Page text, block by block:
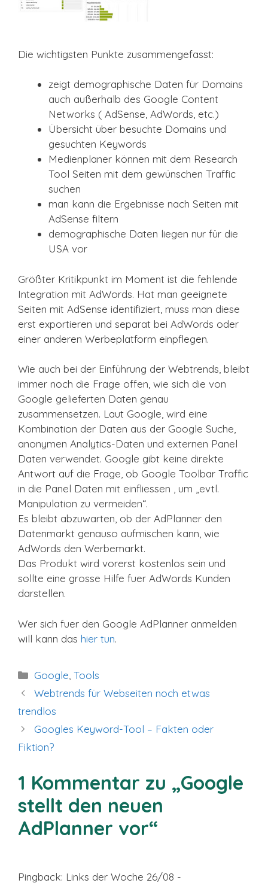
Die wichtigsten Punkte zusammengefasst:
zeigt demographische Daten für Domains
auch außerhalb des Google Content
Networks ( AdSense, AdWords, etc.)
Übersicht über besuchte Domains und
gesuchten Keywords
Medienplaner können mit dem Research
Tool Seiten mit dem gewünschen Traffic
suchen
man kann die Ergebnisse nach Seiten mit
AdSense filtern
demographische Daten liegen nur für die
USA vor
Größter Kritikpunkt im Moment ist die fehlende
Integration mit AdWords. Hat man geeignete
Seiten mit AdSense identifiziert, muss man diese
erst exportieren und separat bei AdWords oder
einer anderen Werbeplatform einpflegen.
Wie auch bei der Einführung der Webtrends, bleibt
immer noch die Frage offen, wie sich die von
Google gelieferten Daten genau
zusammensetzen. Laut Google, wird eine
Kombination der Daten aus der Google Suche,
anonymen Analytics-Daten und externen Panel
Daten verwendet. Google gibt keine direkte
Antwort auf die Frage, ob Google Toolbar Traffic
in die Panel Daten mit einfliessen , um „evtl.
Manipulation zu vermeiden“.
Es bleibt abzuwarten, ob der AdPlanner den
Datenmarkt genauso aufmischen kann, wie
AdWords den Werbemarkt.
Das Produkt wird vorerst kostenlos sein und
sollte eine grosse Hilfe fuer AdWords Kunden
darstellen.
Wer sich fuer den Google AdPlanner anmelden
will kann das hier tun.
Kategorien
Google ,Tools
Webtrends für Webseiten noch etwas
trendlos
Googles Keyword-Tool – Fakten oder
Fiktion?
1 Kommentar zu „Google
stellt den neuen
AdPlanner vor“
Pingback: Links der Woche 26/08 -